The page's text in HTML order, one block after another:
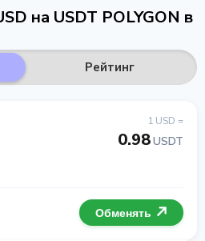
на USDT POLYGON в
Рейтинг
1 USD =
0.98USDT
Обменять